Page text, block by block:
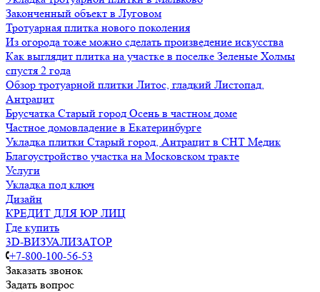
Законченный объект в Луговом
Тротуарная плитка нового поколения
Из огорода тоже можно сделать произведение искусства
Как выглядит плитка на участке в поселке Зеленые Холмы
спустя 2 года
Обзор тротуарной плитки Литос, гладкий Листопад,
Антрацит
Брусчатка Старый город Осень в частном доме
Частное домовладение в Екатеринбурге
Укладка плитки Старый город, Антрацит в СНТ Медик
Благоустройство участка на Московском тракте
Услуги
Укладка под ключ
Дизайн
КРЕДИТ ДЛЯ ЮР ЛИЦ
Где купить
3D-ВИЗУАЛИЗАТОР
+7-800-100-56-53
Заказать звонок
Задать вопрос